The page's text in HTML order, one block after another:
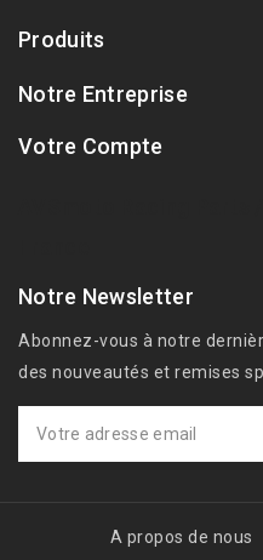
Produits
Notre Entreprise
Votre Compte
Notre Newsletter
Abonnez-vous à notre
des nouveautés et remises
A propos de nous